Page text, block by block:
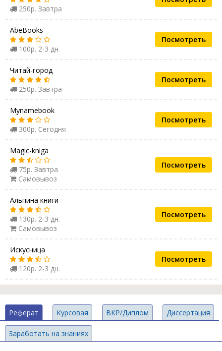
250р. Завтра
AbeBooks
100р. 2-3 дн.
Посмотреть
Читай-город
250р. Завтра
Посмотреть
Mynamebook
300р. Сегодня
Посмотреть
Magic-kniga
75р. Завтра
Самовывоз
Посмотреть
Альпина книги
130р. 2-3 дн.
Самовывоз
Посмотреть
Искусница
120р. 2-3 дн.
Посмотреть
Реферат Курсовая ВКР/Диплом Диссертация
Заработать на знаниях